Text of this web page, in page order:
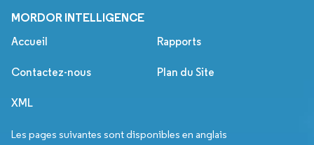
MORDOR INTELLIGENCE
Accueil Rapports
Contactez-nous Plan du Site
XML
Les pages suivantes sont disponibles en anglais